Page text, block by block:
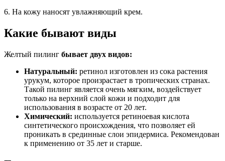
6. На кожу наносят увлажняющий крем.
Какие бывают виды
Желтый пилинг бывает двух видов:
Натуральный: ретинол изготовлен из сока растения
урукум, которое произрастает в тропических странах.
Такой пилинг является очень мягким, воздействует
только на верхний слой кожи и подходит для
использования в возрасте от 20 лет.
Химический: используется ретиноевая кислота
синтетического происхождения, что позволяет ей
проникать в срединные слои эпидермиса. Рекомендован
к применению от 35 лет и старше.